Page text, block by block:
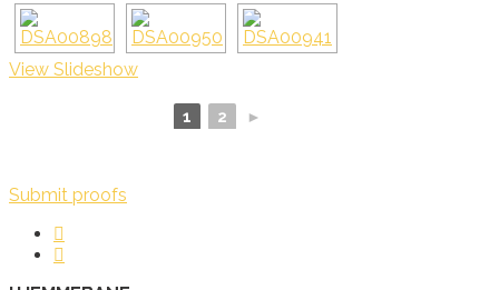
View Slideshow
1 2 ►
Submit proofs